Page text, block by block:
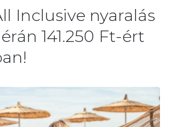
Inclusive nyaralás
141.250 Ft-ért